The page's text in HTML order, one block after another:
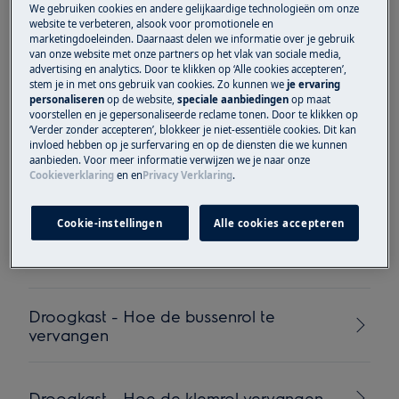
Aanbevolen artikelen
voor Reparatie-
instructies - Wasdrogers
Droogkast - Hoe de aandrijfriem
Droogkast - Hoe de bussenrol te
vervangen
We gebruiken cookies en andere gelijkaardige technologieën om onze
website te verbeteren, alsook voor promotionele en
marketingdoeleinden. Daarnaast delen we informatie over je gebruik
van onze website met onze partners op het vlak van sociale media,
advertising en analytics. Door te klikken op ‘Alle cookies accepteren’,
stem je in met ons gebruik van cookies. Zo kunnen weje ervaring
personaliseren op de website,speciale aanbiedingen op maat
voorstellen en je gepersonaliseerde reclame tonen. Door te klikken op
‘Verder zonder accepteren’, blokkeer je niet-essentiële cookies. Dit kan
invloed hebben op je surfervaring en op de diensten die we kunnen
aanbieden. Voor meer informatie verwijzen we je naar onze
Cookieverklaring enenPrivacy Verklaring.
Cookie-instellingen Alle cookies accepteren